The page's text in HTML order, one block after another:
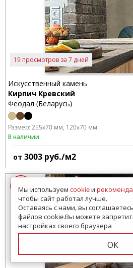
19 просмотров за 7 дней
Искусственный камень
Кирпич Кревский
Феодал (Беларусь)
Размер: 255x70 мм 120x70 мм
В наличии
от 3003 руб./м2
Мы используем cookieи
чтобы сайт работал лучше.
Оставаясь с нами, вы
файлов cookie.Вы можете
настройках своего браузера
ОК